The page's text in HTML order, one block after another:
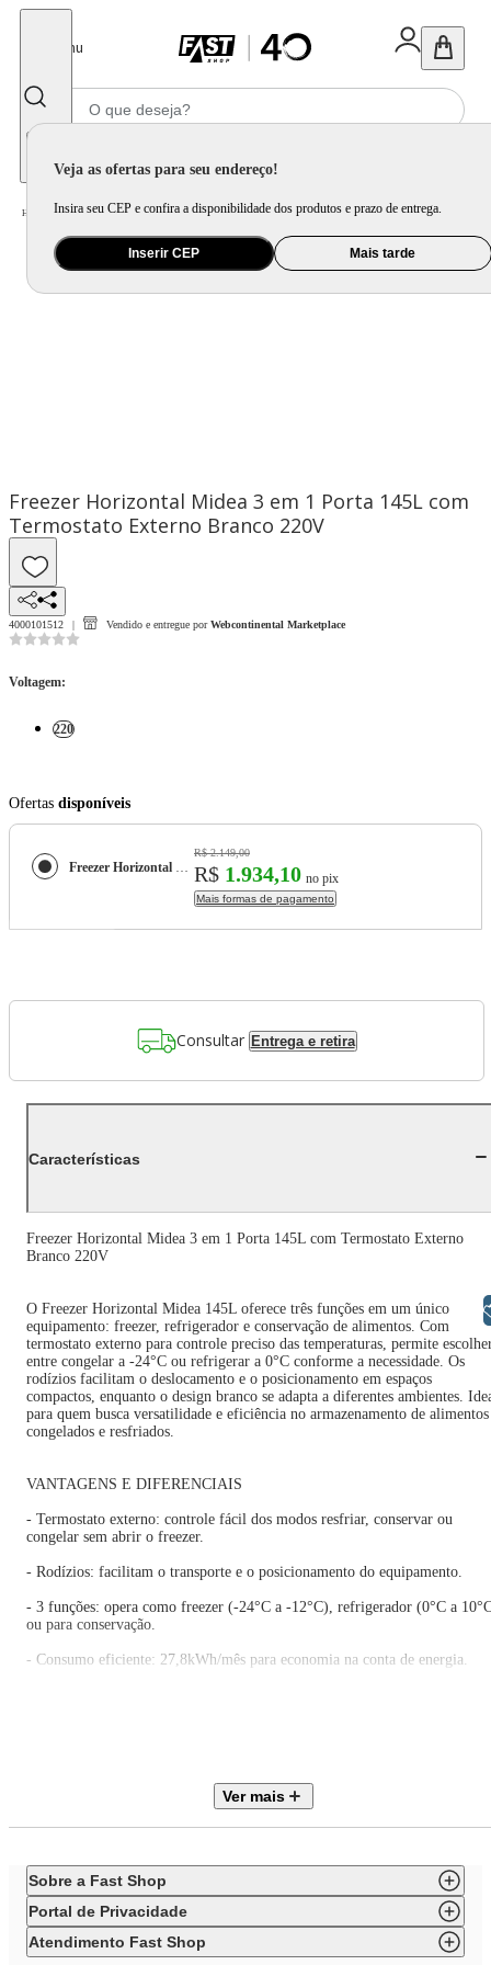
Menu
Veja as ofertas para seu endereço!
Insira seu CEP e confira a disponibilidade dos produtos e prazo de entrega.
Inserir CEP Mais tarde
Home Eletrodomésticos / Geladeira e Freezer
Freezer Horizontal Midea 3 em 1 Porta 145L com
Termostato Externo Branco 220V
4000101512 Vendido e entregue por Webcontinental Marketplace
Voltagem:
220
Ofertas disponíveis
Freezer Horizontal Midea 3 em 1 Porta 145L com Termostato Externo Branco 220V
R$ 2.149,00
R$ 1.934,10 no pix
Mais formas de pagamento
Consultar Entrega e retira
Características
Freezer Horizontal Midea 3 em 1 Porta 145L com Termostato Externo
Branco 220V
O Freezer Horizontal Midea 145L oferece três funções em um único
equipamento: freezer, refrigerador e conservação de alimentos. Com
termostato externo para controle preciso das temperaturas, permite
entre congelar a -24°C ou refrigerar a 0°C conforme a necessidade. Os
rodízios facilitam o deslocamento e o posicionamento em espaços
compactos, enquanto o design branco se adapta a diferentes ambientes.
para quem busca versatilidade e eficiência no armazenamento de alimentos
congelados e resfriados.
VANTAGENS E DIFERENCIAIS
- Termostato externo: controle fácil dos modos resfriar, conservar ou
congelar sem abrir o freezer.
- Rodízios: facilitam o transporte e o posicionamento do equipamento.
- 3 funções: opera como freezer (-24°C a -12°C), refrigerador (0°C a
ou para conservação.
- Consumo eficiente: 27,8kWh/mês para economia na conta de energia.
Modelo: MDRC207SLA011 / MDRC207SLA012
Frequência: 60Hz
Funções: Resfriar, Conservar e Freezer
Temperatura freezer: -24°C a -12°C
Temperatura refrigerador: 0°C a 10°C
Tipo de freezer: Horizontal
Cor: Branco
Ver mais
Sobre a Fast Shop
Portal de Privacidade
Atendimento Fast Shop
Libras